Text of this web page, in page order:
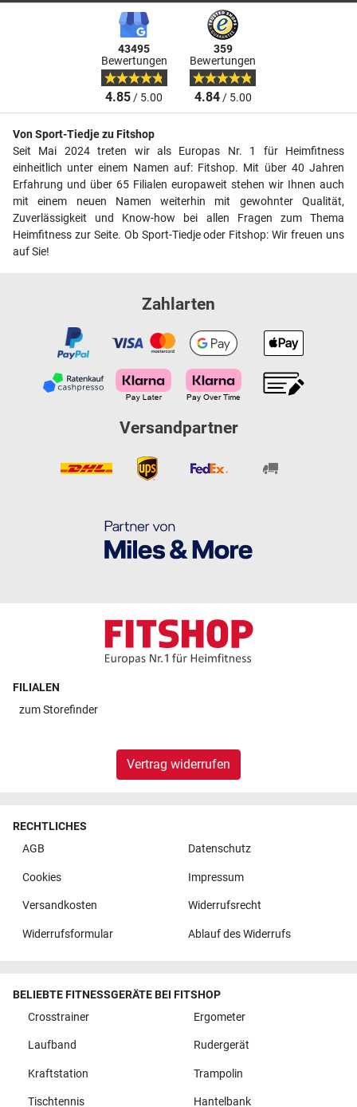
43495
Bewertungen
4.85/ 5.00
359
Bewertungen
4.84/ 5.00
Von Sport-Tiedje zu Fitshop
Seit Mai 2024 treten wir als Europas Nr. 1 für Heimfitness
einheitlich unter einem Namen auf: Fitshop. Mit über 40 Jahren
Erfahrung und über 65 Filialen europaweit stehen wir Ihnen auch
mit einem neuen Namen weiterhin mit gewohnter Qualität,
Zuverlässigkeit und Know-how bei allen Fragen zum Thema
Heimfitness zur Seite. Ob Sport-Tiedje oder Fitshop: Wir freuen uns
auf Sie!
Zahlarten
Versandpartner
FILIALEN
zumStorefinder
Vertrag widerrufen
RECHTLICHES
AGB
Datenschutz
Cookies Impressum
Versandkosten Widerrufsrecht
Widerrufsformular Ablauf des Widerrufs
BELIEBTE FITNESSGERÄTE BEI FITSHOP
Crosstrainer
Ergometer
Laufband Rudergerät
Kraftstation Trampolin
Tischtennis Hantelbank